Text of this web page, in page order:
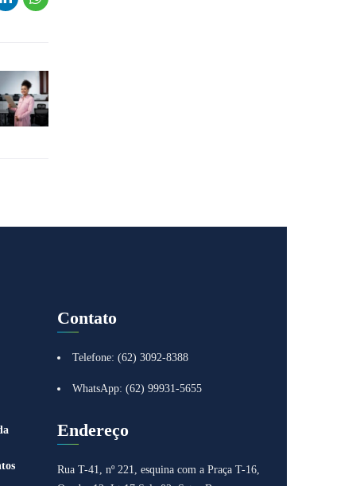
Contato
Telefone: (62) 3092-8388
WhatsApp: (62) 99931-5655
Endereço
Rua T-41, nº 221, esquina com a Praça T-16,